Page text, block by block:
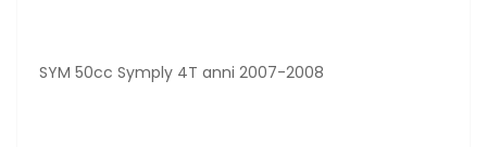
SYM 50cc Symply 4T anni 2007-2008